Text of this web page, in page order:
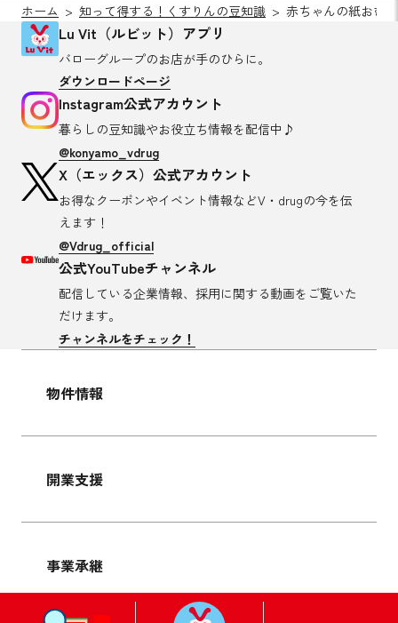
ホーム 知って得する！くすりんの豆知識 赤ちゃんの紙おむ
Lu Vit（ルビット）アプリ
バローグループのお店が手のひらに。
ダウンロードページ
Instagram公式アカウント
暮らしの豆知識やお役立ち情報を配信中♪
@konyamo_vdrug
X（エックス）公式アカウント
お得なクーポンやイベント情報などV・drugの今を伝
えます！
@Vdrug_official
公式YouTubeチャンネル
配信している企業情報、採用に関する動画をご覧いた
だけます。
チャンネルをチェック！
物件情報
開業支援
事業承継
サイトマップ